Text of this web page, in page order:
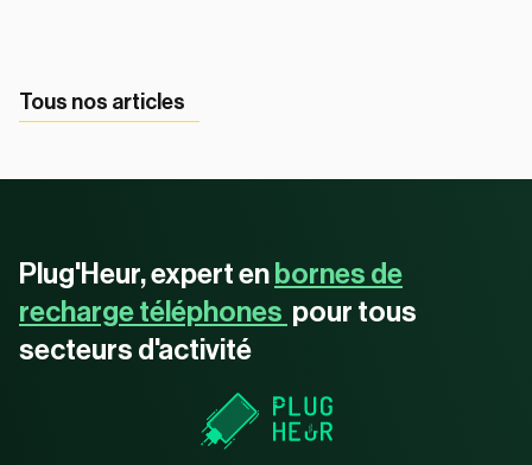
Tous nos articles
Plug'Heur, expert en bornes de
recharge téléphones pour tous
secteurs d'activité